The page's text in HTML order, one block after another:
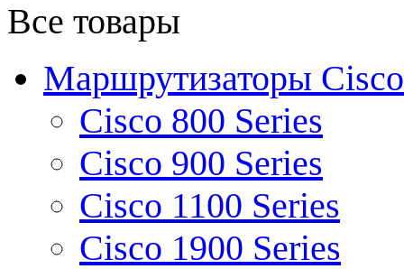
Все товары
Маршрутизаторы Cisco
Cisco 800 Series
Cisco 900 Series
Cisco 1100 Series
Cisco 1900 Series